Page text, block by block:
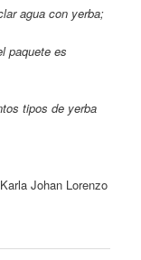
agua con yerba;
paquete es
tipos de yerba
Johan Lorenzo